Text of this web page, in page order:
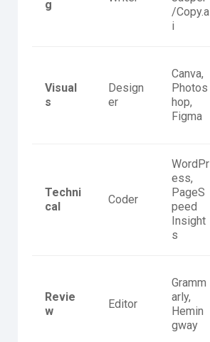
g
/Copy.a
i
Visual
s
Design
er
Canva,
Photos
hop,
Figma
Techni
cal
Coder
WordPr
ess,
PageS
peed
Insight
s
Revie
w
Editor
Gramm
arly,
Hemin
gway